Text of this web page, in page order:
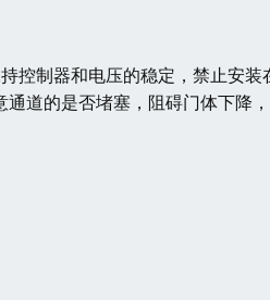
控制器和电压的稳定，禁止安
道的是否堵塞，阻碍门体下降